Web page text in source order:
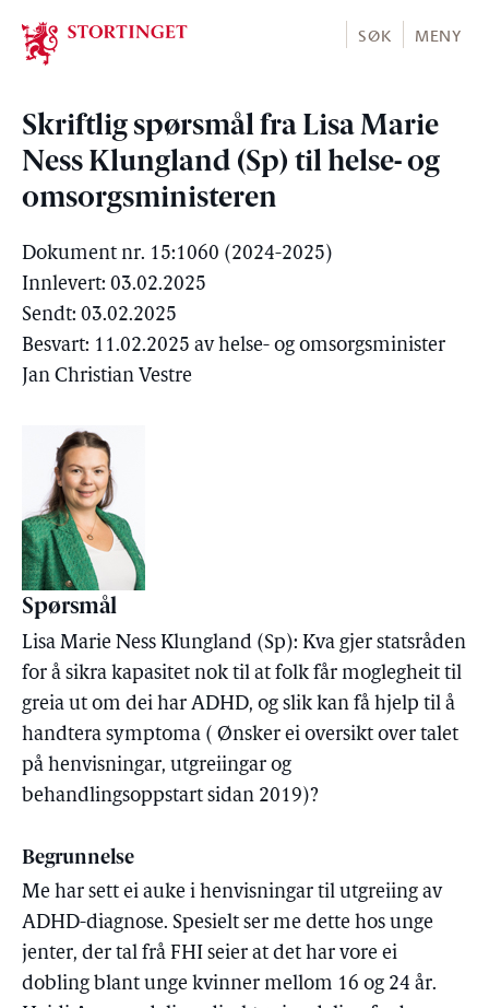
Stortinget.no
SØK MENY
Skriftlig spørsmål fra Lisa Marie
Ness Klungland (Sp) til helse- og
omsorgsministeren
Dokument nr. 15:1060 (2024-2025)
Innlevert: 03.02.2025
Sendt: 03.02.2025
Besvart: 11.02.2025 av helse- og omsorgsminister
Jan Christian Vestre
Spørsmål
Lisa Marie Ness Klungland (Sp): Kva gjer statsråden
for å sikra kapasitet nok til at folk får moglegheit til
greia ut om dei har ADHD, og slik kan få hjelp til å
handtera symptoma ( Ønsker ei oversikt over talet
på henvisningar, utgreiingar og
behandlingsoppstart sidan 2019)?
Begrunnelse
Me har sett ei auke i henvisningar til utgreiing av
ADHD-diagnose. Spesielt ser me dette hos unge
jenter, der tal frå FHI seier at det har vore ei
dobling blant unge kvinner mellom 16 og 24 år.